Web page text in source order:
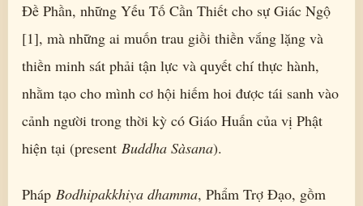
Ðề Phần, những Yếu Tố Cần Thiết cho sự Giác Ngộ
[1], mà những ai muốn trau giồi thiền vắng lặng và
thiền minh sát phải tận lực và quyết chí thực hành,
nhằm tạo cho mình cơ hội hiếm hoi được tái sanh vào
cảnh người trong thời kỳ có Giáo Huấn của vị Phật
hiện tại (present Buddha Sàsana).
Pháp Bodhipakkhiya dhamma, Phẩm Trợ Ðạo, gồm